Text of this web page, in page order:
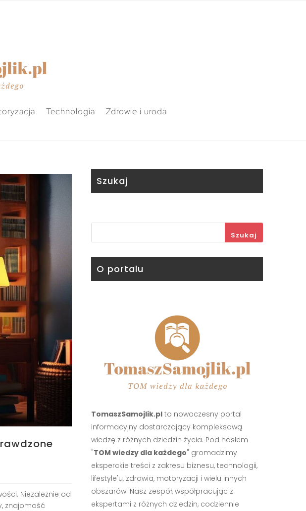
Technologia Zdrowie i uroda
Niezależnie od
znajomość
Szukaj
Szukaj
O portalu
TomaszSamojlik.plto nowoczesny portal
informacyjny dostarczający kompleksową
wiedzę z różnych dziedzin życia. Pod hasłem
"TOM wiedzy dla każdego" gromadzimy
eksperckie treści z zakresu biznesu, technologii,
lifestyle'u, zdrowia, motoryzacji i wielu innych
obszarów. Nasz zespół, współpracując z
ekspertami z różnych dziedzin, codziennie